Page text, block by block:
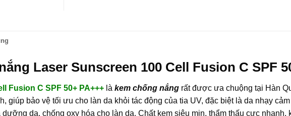
Laser Sunscreen 100 Cell Fusion C SPF
Fusion C SPF 50+ PA+++ là kem chống nắng rất được ưa chuộng tại Hàn
giúp bảo vệ tối ưu cho làn da khỏi tác động của tia UV, đặc biệt là da nhạy
da, chống oxy hóa cho làn da. Chất kem siêu mịn, thẩm thấu cực nhanh,